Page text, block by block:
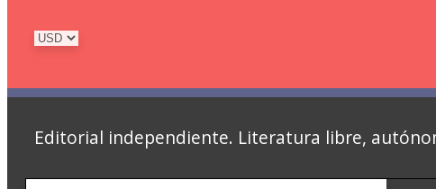
Editorial independiente. Literatura libre,